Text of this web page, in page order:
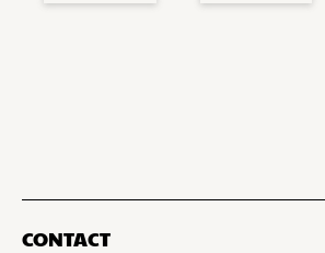
CONTACT